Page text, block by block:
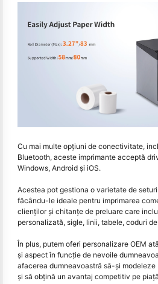
Cu mai multe opțiuni de conectivitate,
Bluetooth, aceste imprimante acceptă
Windows, Android și iOS.
Acestea pot gestiona o varietate de
făcându-le ideale pentru imprimarea
clienților și chitanțe de preluare care
personalizată, sigle, linii, tabele, coduri
În plus, putem oferi personalizare OEM
și aspect în funcție de nevoile
afacerea dumneavoastră să-și modeleze
și să obțină un avantaj competitiv pe